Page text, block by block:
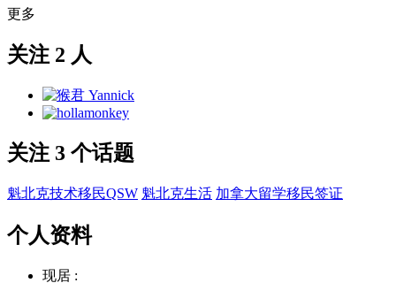
更多
关注 2 人
关注 3 个话题
魁北克技术移民QSW 魁北克生活 加拿大留学移民签证
个人资料
现居 :